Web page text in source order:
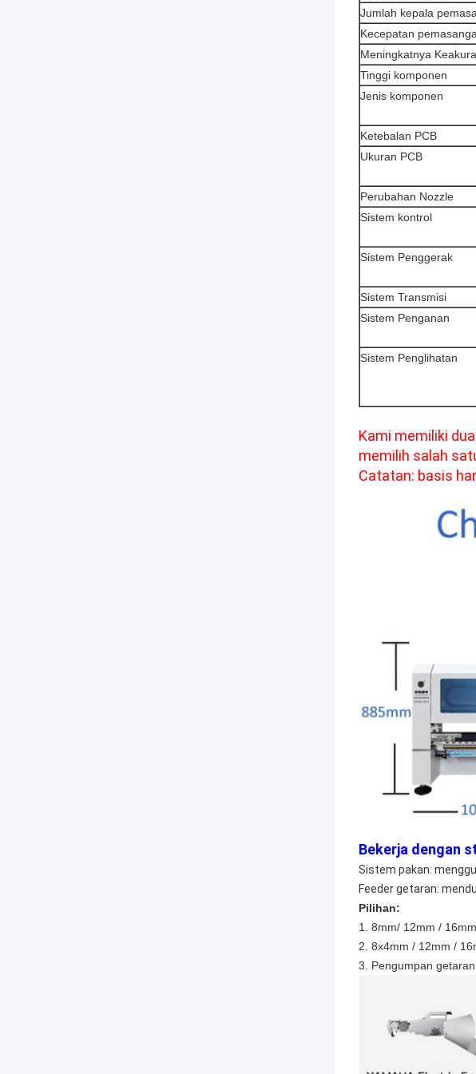
Jumlah kepala
Kecepatan
Meningkatnya
Tinggi komponen
Jenis komponen
Ketebalan PCB
Ukuran PCB
Perubahan Nozzle
Sistem kontrol
Sistem Penggerak
Sistem Transmisi
Sistem Penganan
Sistem Penglihatan
Kami memiliki
memilih salah
Catatan: basis
Bekerja dengan
Sistem pakan:
Feeder getaran:
Pilihan:
1. 8mm/ 12mm /
2. 8x4mm / 12mm /
3. Pengumpan getaran